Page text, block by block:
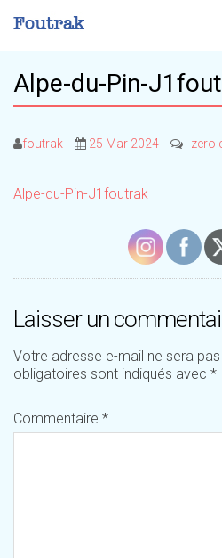
Alpe-du-Pin-
foutrak 25 Mar 2024 zero
Alpe-du-Pin-J1foutrak
Laisser un
Votre adresse e-mail ne sera
obligatoires sont indiqués avec *
Commentaire *